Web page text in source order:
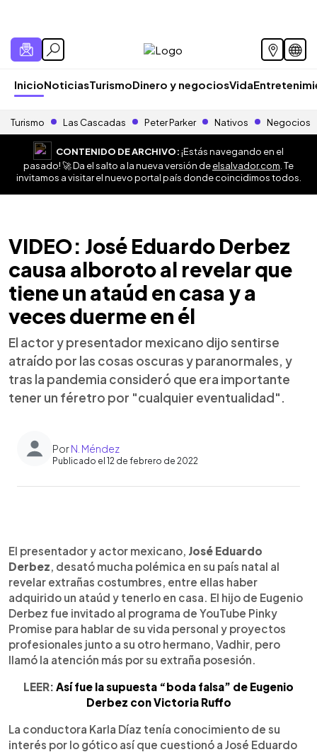
InicioNoticiasTurismoDinero y negociosVida
Turismo Las Cascadas Peter Parker Nativos Negocios
CONTENIDO DE ARCHIVO:¡Estás navegando en el
pasado! 🚀 Da el salto a la nueva versión deelsalvador.com . Te
invitamos a visitar el nuevo portal país donde coincidimos todos.
VIDEO: José Eduardo Derbez
causa alboroto al revelar que
tiene un ataúd en casa y a
veces duerme en él
El actor y presentador mexicano dijo sentirse
atraído por las cosas oscuras y paranormales, y
tras la pandemia consideró que era importante
tener un féretro por "cualquier eventualidad".
PorN. Méndez
Publicado el 12 de febrero de 2022
Escuchar artículo
El presentador y actor mexicano, José Eduardo
Derbez, desató mucha polémica en su país natal al
revelar extrañas costumbres, entre ellas haber
adquirido un ataúd y tenerlo en casa. El hijo de Eugenio
Derbez fue invitado al programa de YouTube Pinky
Promise para hablar de su vida personal y proyectos
profesionales junto a su otro hermano, Vadhir, pero
llamó la atención más por su extraña posesión.
LEER: Así fue la supuesta “boda falsa” de Eugenio
Derbez con Victoria Ruffo
La conductora Karla Díaz tenía conocimiento de su
interés por lo gótico así que cuestionó a José Eduardo